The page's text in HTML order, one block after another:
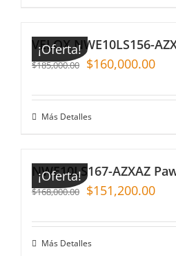
¡Oferta!
VELOX NWE10LS156-
$185,000.00 $160,000.00
Más Detalles
¡Oferta!
NWE10LS167-AZXAZ
$168,000.00 $151,200.00
Más Detalles